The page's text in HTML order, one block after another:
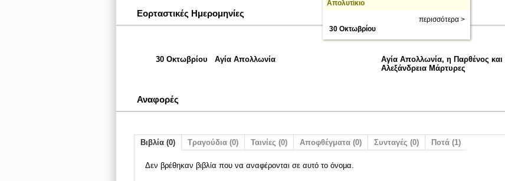
Απολυτίκιο
περισσότερα >
30 Οκτωβρίου
Εορταστικές Ημερομηνίες
30 Οκτωβρίου Αγία Απολλωνία
Αγία Απολλωνία, η Παρθένος και
Αλεξάνδρεια Μάρτυρες
Αναφορές
Βιβλία (0) Τραγούδια (0) Ταινίες (0) Αποφθέγματα (0) Συνταγές (0) Ποτά (1)
Δεν βρέθηκαν βιβλία που να αναφέρονται σε αυτό το όνομα.